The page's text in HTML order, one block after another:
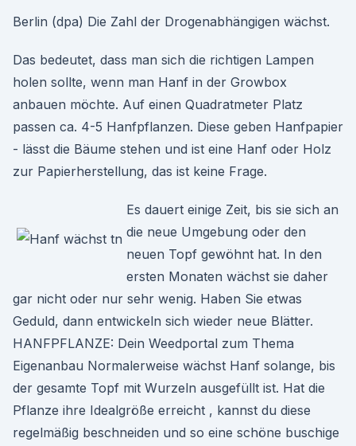
Berlin (dpa) Die Zahl der Drogenabhängigen wächst.
Das bedeutet, dass man sich die richtigen Lampen
holen sollte, wenn man Hanf in der Growbox
anbauen möchte. Auf einen Quadratmeter Platz
passen ca. 4-5 Hanfpflanzen. Diese geben Hanfpapier
- lässt die Bäume stehen und ist eine Hanf oder Holz
zur Papierherstellung, das ist keine Frage.
Es dauert einige Zeit, bis sie sich an
die neue Umgebung oder den
neuen Topf gewöhnt hat. In den
ersten Monaten wächst sie daher
gar nicht oder nur sehr wenig. Haben Sie etwas
Geduld, dann entwickeln sich wieder neue Blätter.
HANFPFLANZE: Dein Weedportal zum Thema
Eigenanbau Normalerweise wächst Hanf solange, bis
der gesamte Topf mit Wurzeln ausgefüllt ist. Hat die
Pflanze ihre Idealgröße erreicht , kannst du diese
regelmäßig beschneiden und so eine schöne buschige